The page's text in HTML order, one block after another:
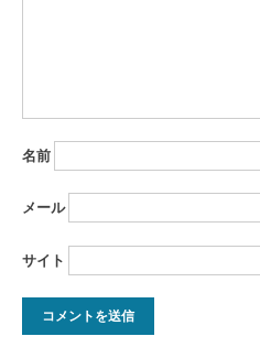
名前
メール
サイト